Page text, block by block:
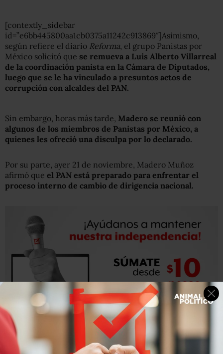
[contextly_sidebar
id=”e6bb445800aa1cb0375a11242c913869″]Asimismo,
según refiere el diario Reforma, el grupo Panistas por
México solicitó que se remueva a Luis Alberto Villarreal
de la coordinación panista en la Cámara de Diputados,
luego que se le ha vinculado a presuntos actos de
corrupción con alcaldes del PAN.
Sin embargo, horas más tarde, Madero se reunió con
algunos de los miembros de Panistas por México, a
quienes les ofreció una disculpa por lo declarado.
Por su parte, ayer 21 de noviembre, Madero Muñoz
afirmó que el PAN está preparado para enfrentar el
proceso interno de cambio de dirigencia nacional.